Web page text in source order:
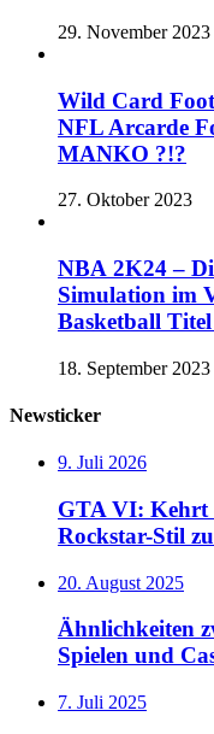
29. November 2023
Wild Card
NFL Arcarde
MANKO ?!?
27. Oktober 2023
NBA 2K24 –
Simulation im
Basketball
18. September 2023
Newsticker
9. Juli 2026
GTA VI: Kehrt
Rockstar-Stil
20. August 2025
Ähnlichkeiten
Spielen und
7. Juli 2025